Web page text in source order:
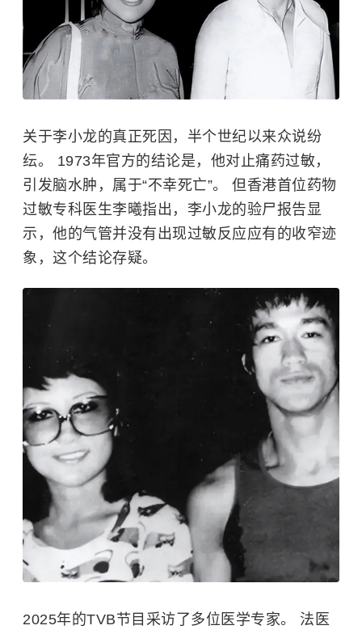
关于李小龙的真正死因，半个世纪以来众说纷
纭。 1973年官方的结论是，他对止痛药过敏，
引发脑水肿，属于“不幸死亡”。 但香港首位药物
过敏专科医生李曦指出，李小龙的验尸报告显
示，他的气管并没有出现过敏反应应有的收窄迹
象，这个结论存疑。
2025年的TVB节目采访了多位医学专家。 法医